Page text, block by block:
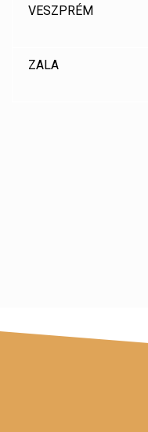
VESZPRÉM
ZALA